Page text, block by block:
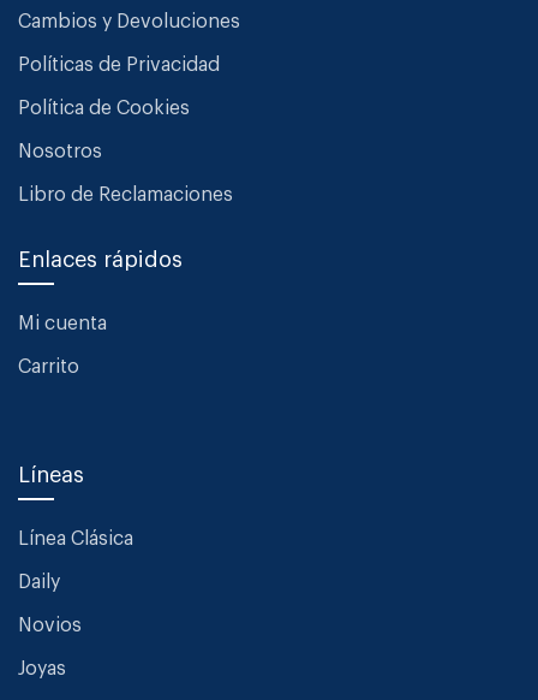
Cambios y Devoluciones
Políticas de Privacidad
Política de Cookies
Nosotros
Libro de Reclamaciones
Enlaces rápidos
Mi cuenta
Carrito
Líneas
Línea Clásica
Daily
Novios
Joyas